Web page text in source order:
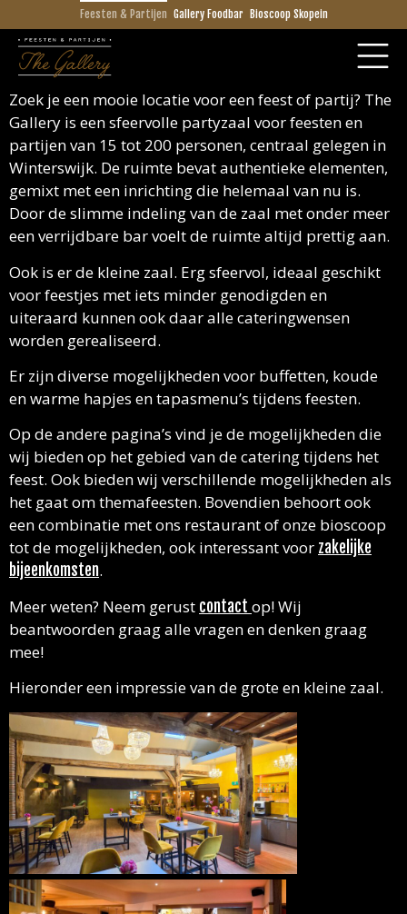
Feesten & Partijen Gallery Foodbar Bioscoop Skopein
Zoek je een mooie locatie voor een feest of partij? The
Gallery is een sfeervolle partyzaal voor feesten en
partijen van 15 tot 200 personen, centraal gelegen in
Winterswijk. De ruimte bevat authentieke elementen,
gemixt met een inrichting die helemaal van nu is.
Door de slimme indeling van de zaal met onder meer
een verrijdbare bar voelt de ruimte altijd prettig aan.
Ook is er de kleine zaal. Erg sfeervol, ideaal geschikt
voor feestjes met iets minder genodigden en
uiteraard kunnen ook daar alle cateringwensen
worden gerealiseerd.
Er zijn diverse mogelijkheden voor buffetten, koude
en warme hapjes en tapasmenu’s tijdens feesten.
Op de andere pagina’s vind je de mogelijkheden die
wij bieden op het gebied van de catering tijdens het
feest. Ook bieden wij verschillende mogelijkheden als
het gaat om themafeesten. Bovendien behoort ook
een combinatie met ons restaurant of onze bioscoop
tot de mogelijkheden, ook interessant voor zakelijke
bijeenkomsten.
Meer weten? Neem gerust contact op! Wij
beantwoorden graag alle vragen en denken graag
mee!
Hieronder een impressie van de grote en kleine zaal.